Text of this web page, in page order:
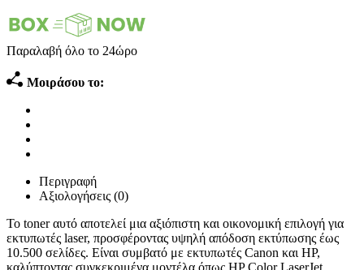
Παραλαβή όλο το 24ώρο
Μοιράσου το:
Περιγραφή
Αξιολογήσεις (0)
Το toner αυτό αποτελεί μια αξιόπιστη και οικονομική επιλογή για
εκτυπωτές laser, προσφέροντας υψηλή απόδοση εκτύπωσης έως
10.500 σελίδες. Είναι συμβατό με εκτυπωτές Canon και HP,
καλύπτοντας συγκεκριμένα μοντέλα όπως HP Color LaserJet